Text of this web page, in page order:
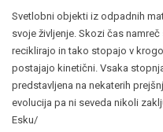
Svetlobni objekti iz odpadnih
svoje življenje. Skozi čas
reciklirajo in tako stopajo v
postajajo kinetični. Vsaka
predstavljena na nekaterih
evolucija pa ni seveda nikoli
Esku/